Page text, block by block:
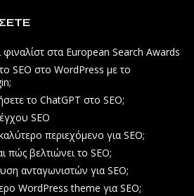
φιναλίστ στα European Search Awards
SEO στο WordPress με το
το ChatGPT στο SEO;
SEO
περιεχόμενο για SEO;
πώς βελτιώνει το SEO;
ανταγωνιστών για SEO;
WordPress theme για SEO;